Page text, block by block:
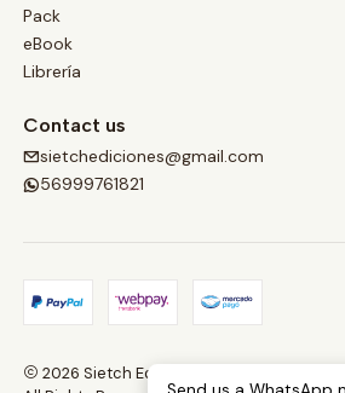
Pack
eBook
Librería
Contact us
sietchediciones@gmail.com
56999761821
2026 Sietch Ediciones.